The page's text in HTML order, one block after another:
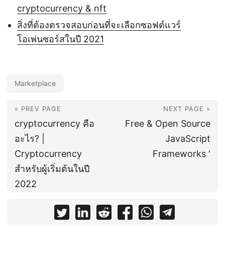
cryptocurrency & nft
สิ่งที่ต้องตรวจสอบก่อนที่จะเลือกซอฟต์แวร์
โอเพ่นซอร์สในปี 2021
Marketplace
« PREV PAGE
cryptocurrency คือ
อะไร? |
Cryptocurrency
สำหรับผู้เริ่มต้นในปี
2022
NEXT PAGE »
Free & Open Source
JavaScript
Frameworks '